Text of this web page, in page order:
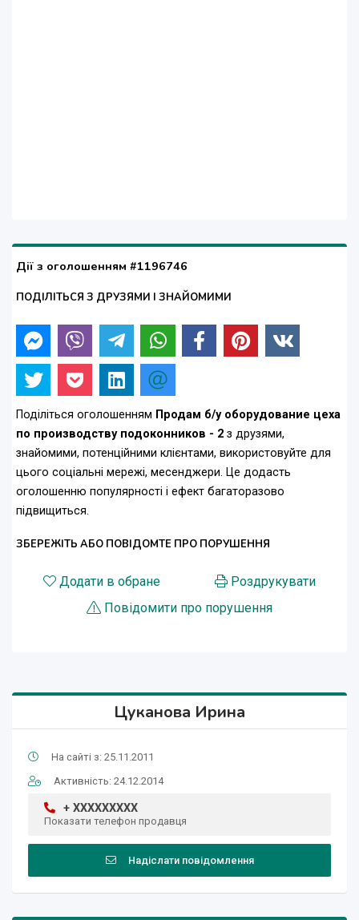
Дії з оголошенням #1196746
ПОДІЛІТЬСЯ З ДРУЗЯМИ І ЗНАЙОМИМИ
Поділіться оголошенням Продам б/у оборудование цеха
по производству подоконников - 2 з друзями,
знайомими, потенційними клієнтами, використовуйте для
цього соціальні мережі, месенджери. Це додасть
оголошенню популярності і ефект багаторазово
підвищиться.
ЗБЕРЕЖІТЬ АБО ПОВІДОМТЕ ПРО ПОРУШЕННЯ
Додати в обране
Роздрукувати
Повідомити про порушення
Цуканова Ирина
На сайті з: 25.11.2011
Активність: 24.12.2014
+ XXXXXXXXX
Показати телефон продавця
Надіслати повідомлення